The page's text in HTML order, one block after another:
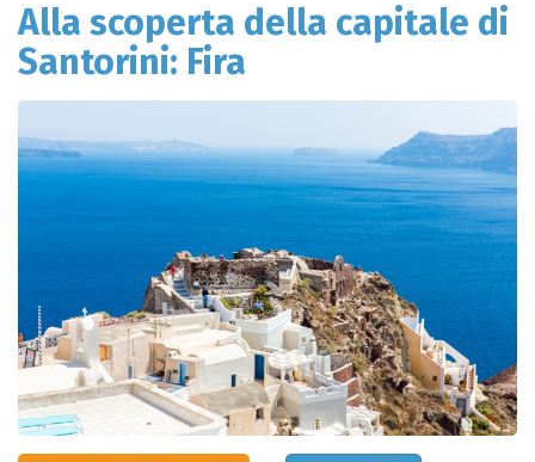
Alla scoperta della capitale di
Santorini: Fira